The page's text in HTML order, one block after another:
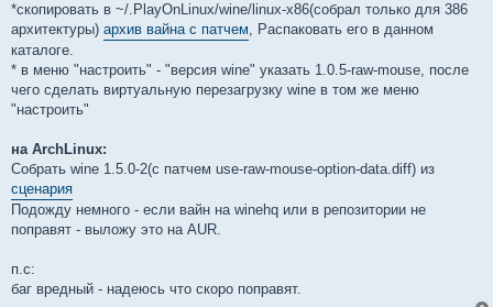
*скопировать в ~/.PlayOnLinux/wine/linux-x86(собрал только для 386
архитектуры) архив вайна с патчем, Распаковать его в данном
каталоге.
* в меню "настроить" - "версия wine" указать 1.0.5-raw-mouse, после
чего сделать виртуальную перезагрузку wine в том же меню
"настроить"
на ArchLinux:
Cобрать wine 1.5.0-2(с патчем use-raw-mouse-option-data.diff) из
сценария
Подожду немного - если вайн на winehq или в репозитории не
поправят - выложу это на AUR.
п.с:
баг вредный - надеюсь что скоро поправят.